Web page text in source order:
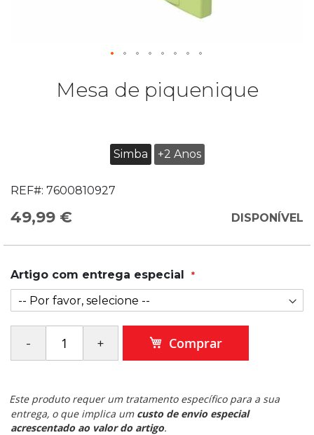
Mesa de piquenique
Simba +2 Anos
REF#: 7600810927
49,99 € DISPONÍVEL
Artigo com entrega especial
Comprar
Este produto requer um tratamento específico para a sua
entrega, o que implica um custo de envio especial
acrescentado ao valor do artigo.